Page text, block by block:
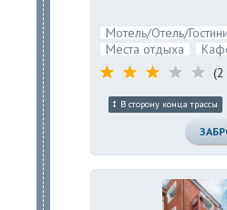
Мотель/Отель/
Места отдыха
(2
В сторону конца трассы